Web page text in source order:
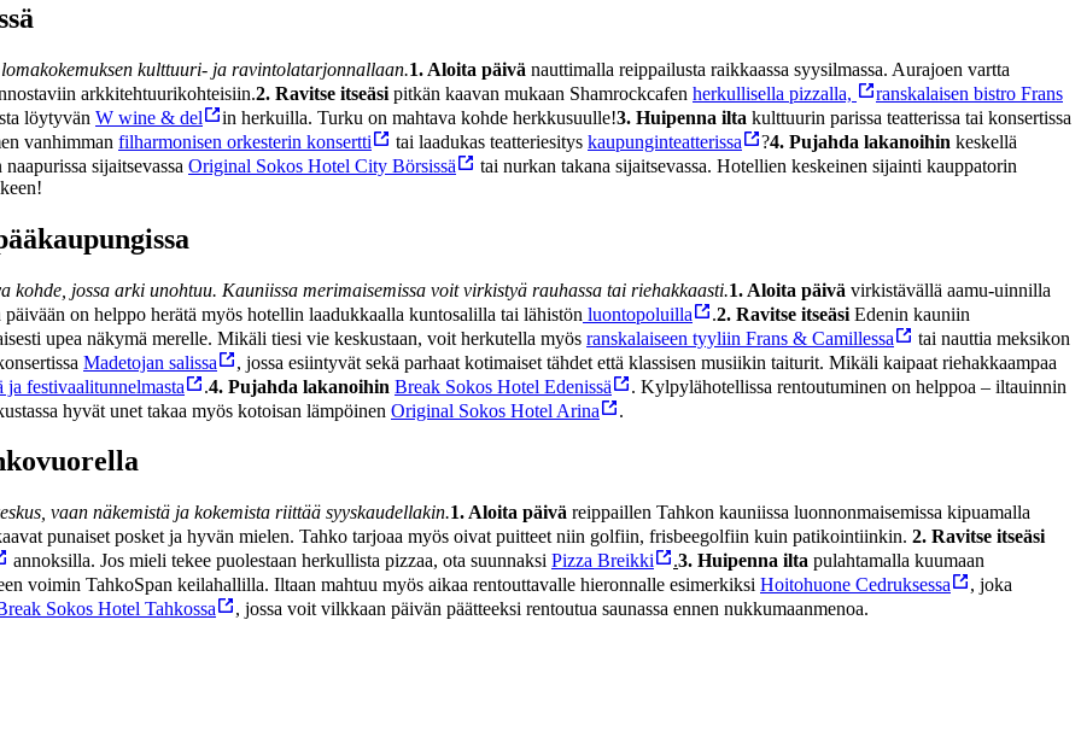
kulttuuri- ja ravintolatarjonnallaan.1. Aloita päivä nauttimalla reippailusta raikkaassa syysilmassa. Aurajoen vartta
arkkitehtuurikohteisiin.2. Ravitse itseäsi pitkän kaavan mukaan Shamrockcafen herkullisella pizzalla,
ranskalaisen bistro Frans
löytyvän W wine & del in herkuilla. Turku on mahtava kohde herkkusuulle!3. Huipenna ilta kulttuurin parissa teatterissa tai konsertissa
vanhimman filharmonisen orkesterin konsertti tai laadukas teatteriesitys kaupunginteatterissa ?4. Pujahda lakanoihin keskellä
sijaitsevassa Original Sokos Hotel City Börsissä
tai nurkan takana sijaitsevassa. Hotellien keskeinen sijainti kauppatorin
jossa arki unohtuu. Kauniissa merimaisemissa voit virkistyä rauhassa tai riehakkaasti.1. Aloita päivä virkistävällä aamu-uinnilla
päivään on helppo herätä myös hotellin laadukkaalla kuntosalilla tai lähistön luontopoluilla .2. Ravitse itseäsi Edenin kauniin
upea näkymä merelle. Mikäli tiesi vie keskustaan, voit herkutella myös ranskalaiseen tyyliin Frans & Camillessa
tai nauttia meksikon
Madetojan salissa
, jossa esiintyvät sekä parhaat kotimaiset tähdet että klassisen musiikin taiturit. Mikäli kaipaat riehakkaampaa
ja festivaalitunnelmasta .4. Pujahda lakanoihin Break Sokos Hotel Edenissä
. Kylpylähotellissa rentoutuminen on helppoa – iltauinnin
hyvät unet takaa myös kotoisan lämpöinen Original Sokos Hotel Arina .
vaan näkemistä ja kokemista riittää syyskaudellakin.1. Aloita päivä reippaillen Tahkon kauniissa luonnonmaisemissa kipuamalla
punaiset posket ja hyvän mielen. Tahko tarjoaa myös oivat puitteet niin golfiin, frisbeegolfiin kuin patikointiinkin. 2. Ravitse itseäsi
annoksilla. Jos mieli tekee puolestaan herkullista pizzaa, ota suunnaksi Pizza Breikki .3. Huipenna ilta pulahtamalla kuumaan
voimin TahkoSpan keilahallilla. Iltaan mahtuu myös aikaa rentouttavalle hieronnalle esimerkiksi Hoitohuone Cedruksessa
, joka
Sokos Hotel Tahkossa , jossa voit vilkkaan päivän päätteeksi rentoutua saunassa ennen nukkumaanmenoa.